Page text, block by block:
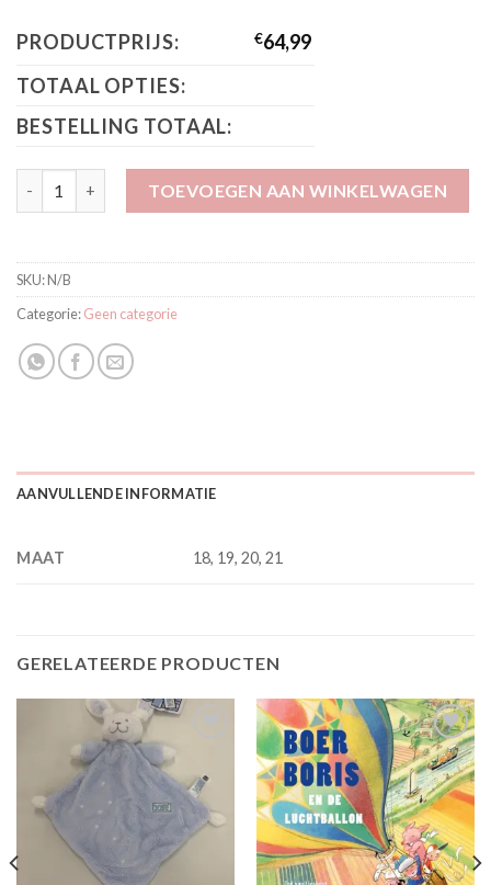
PRODUCTPRIJS: €64,99
TOTAAL OPTIES:
BESTELLING TOTAAL:
TOEVOEGEN AAN WINKELWAGEN
SKU:N/B
Categorie:Geen categorie
AANVULLENDE INFORMATIE
MAAT 18, 19, 20, 21
GERELATEERDE PRODUCTEN
Toevoegen
aan
verlanglijst
Toevoegen
aan
verlanglijst